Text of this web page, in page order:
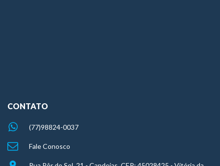
CONTATO
(77)98824-0037
Fale Conosco